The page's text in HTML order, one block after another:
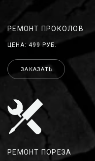
РЕМОНТ ПРОКОЛОВ
ЦЕНА: 499 РУБ.
ЗАКАЗАТЬ
РЕМОНТ ПОРЕЗА